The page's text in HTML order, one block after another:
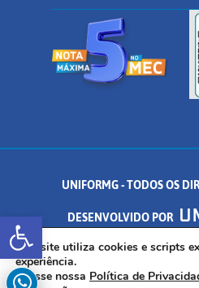
Abrir a barra de
UNIFORMG - TODOS OS
DESENVOLVIDO POR
AV. DR. ARNALDO DE SENNA, 328 -
Este site utiliza cookies e scripts
experiência.
Acesse nossa Política de